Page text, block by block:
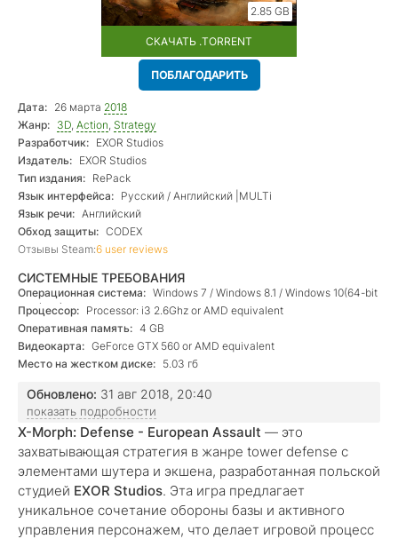
2.85 GB
СКАЧАТЬ .TORRENT
ПОБЛАГОДАРИТЬ
Дата: 26 марта 2018
Жанр: 3D, Action, Strategy
Разработчик: EXOR Studios
Издатель: EXOR Studios
Тип издания: RePack
Язык интерфейса: Русский / Английский |MULTi
Язык речи: Английский
Обход защиты: CODEX
Отзывы Steam:6 user reviews
СИСТЕМНЫЕ ТРЕБОВАНИЯ
Операционная система: Windows 7 / Windows 8.1 / Windows 10(64-bit
versions)
Процессор: Processor: i3 2.6Ghz or AMD equivalent
Оперативная память: 4 GB
Видеокарта: GeForce GTX 560 or AMD equivalent
Место на жестком диске: 5.03 гб
Обновлено: 31 авг 2018, 20:40
показать подробности
X-Morph: Defense - European Assault — это
захватывающая стратегия в жанре tower defense с
элементами шутера и экшена, разработанная польской
студией EXOR Studios. Эта игра предлагает
уникальное сочетание обороны базы и активного
управления персонажем, что делает игровой процесс